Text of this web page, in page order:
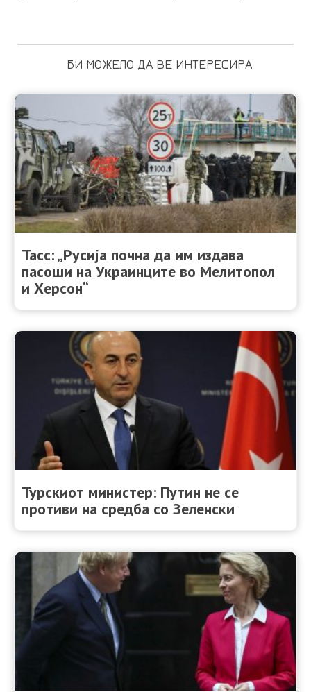
БИ МОЖЕЛО ДА ВЕ ИНТЕРЕСИРА
Тасс: „Русија почна да им издава
пасоши на Украинците во Мелитопол
и Херсон“
Турскиот министер: Путин не се
противи на средба со Зеленски